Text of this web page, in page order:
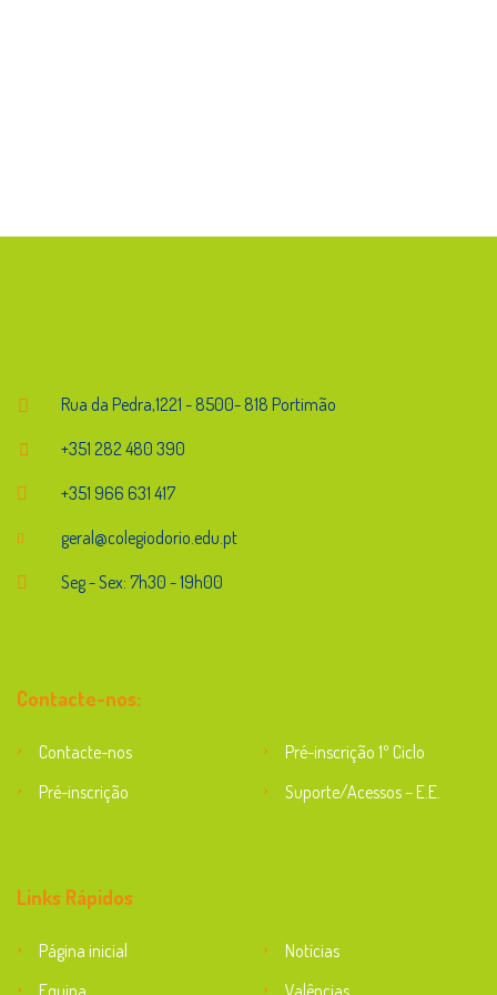
Rua da Pedra,1221 - 8500- 818 Portimão
+351 282 480 390
+351 966 631 417
geral@colegiodorio.edu.pt
Seg - Sex: 7h30 - 19h00
Contacte-nos:
Contacte-nos
Pré-inscrição 1º Ciclo
Pré-inscrição
Suporte/Acessos – E.E.
Links Rápidos
Página inicial
Notícias
Equipa
Valências